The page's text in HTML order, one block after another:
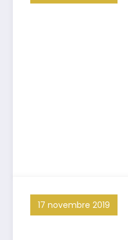
17 novembre 2019